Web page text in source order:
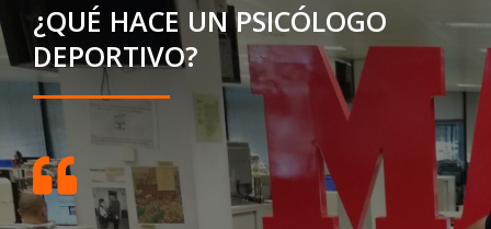
¿QUÉ HACE UN PSICÓLOGO
DEPORTIVO?